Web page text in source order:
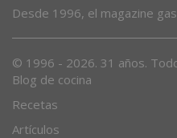
Desde 1996, el magazine
© 1996 - 2026. 31 años.
Blog de cocina
Recetas
Artículos